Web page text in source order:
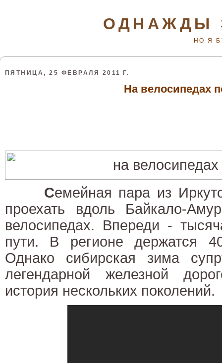
ОДНАЖДЫ
НО Я
ПЯТНИЦА, 25 ФЕВРАЛЯ 2011 Г.
На велосипедах
Семейная пара из
проехать вдоль Байкало-
велосипедах. Впереди -
пути. В регионе держатся
Однако сибирская зима
легендарной железной
история нескольких поколений.